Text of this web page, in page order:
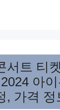
서트 티
아
, 가격 정